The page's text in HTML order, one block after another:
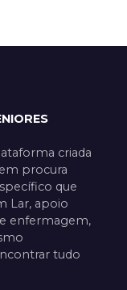
criada
procura
que
Lar, apoio
enfermagem,
tudo